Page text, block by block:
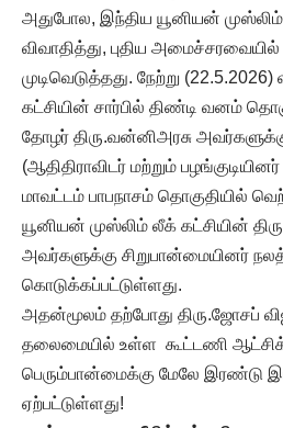
அதுபோல, இந்திய யூனியன்
விவாதித்து, புதிய அமைச்சரவையில்
முடிவெடுத்தது. நேற்று
கட்சியின் சார்பில் திண்டி வனம்
தோழர் திரு.வன்னிஅரசு
(ஆதிதிராவிடர் மற்றும்
மாவட்டம் பாபநாசம் தொகுதியில்
யூனியன் முஸ்லிம் லீக் கட்சியின்
அவர்களுக்கு சிறுபான்மையினர்
கொடுக்கப்பட்டுள்ளது.
அதன்மூலம் தற்போது திரு.ஜோசப்
தலைமையில் உள்ள கூட்டணி
பெரும்பான்மைக்கு மேலே இரண்டு
ஏற்பட்டுள்ளது!